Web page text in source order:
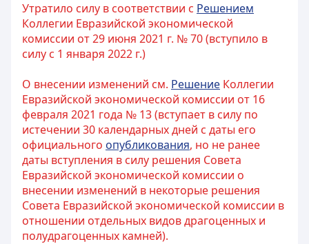
Утратило силу в соответствии с Решением
Коллегии Евразийской экономической
комиссии от 29 июня 2021 г. № 70 (вступило в
силу с 1 января 2022 г.)
О внесении изменений см. Решение Коллегии
Евразийской экономической комиссии от 16
февраля 2021 года № 13 (вступает в силу по
истечении 30 календарных дней с даты его
официального опубликования, но не ранее
даты вступления в силу решения Совета
Евразийской экономической комиссии о
внесении изменений в некоторые решения
Совета Евразийской экономической комиссии в
отношении отдельных видов драгоценных и
полудрагоценных камней).